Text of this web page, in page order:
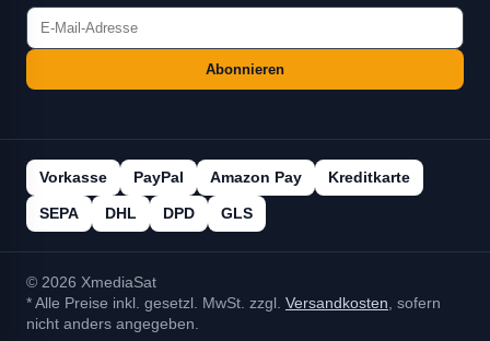
Abonnieren
Vorkasse PayPal Amazon Pay Kreditkarte
SEPA DHL DPD GLS
© 2026 XmediaSat
* Alle Preise inkl. gesetzl. MwSt. zzgl. Versandkosten , sofern
nicht anders angegeben.